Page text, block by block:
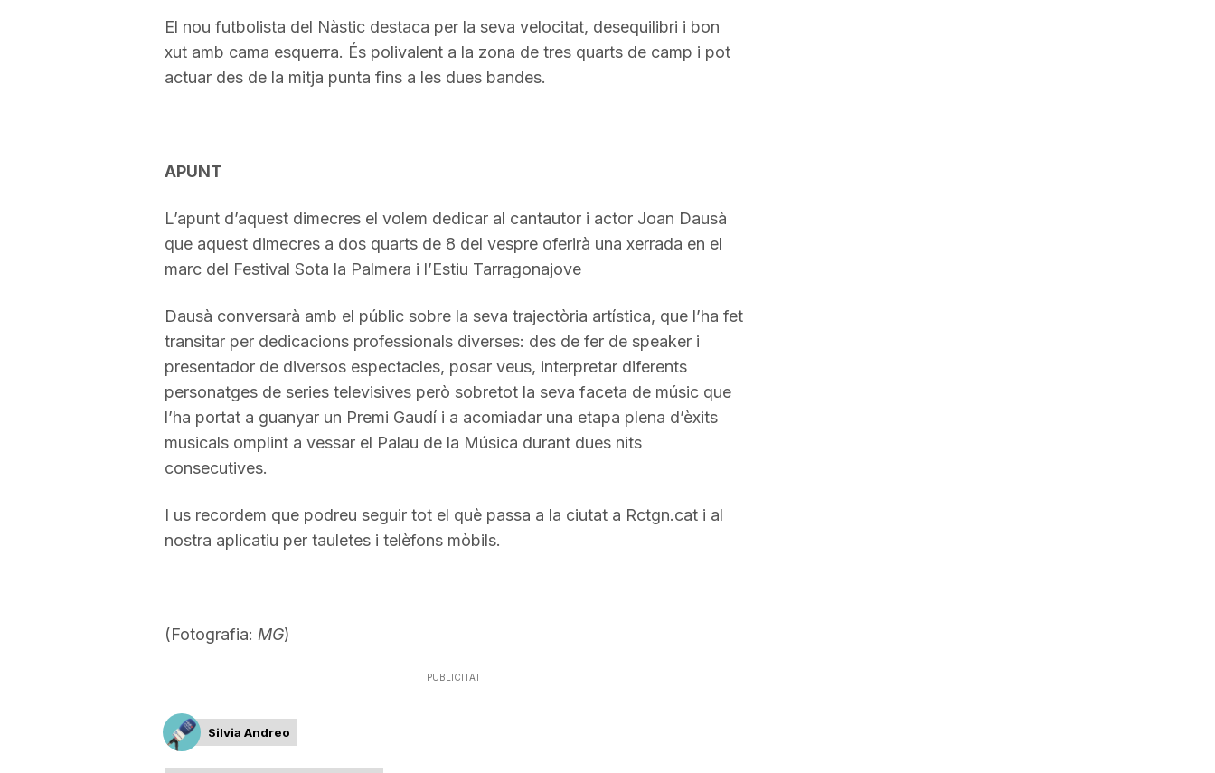
El nou futbolista del Nàstic destaca per la seva velocitat, desequilibri i bon
xut amb cama esquerra. És polivalent a la zona de tres quarts de camp i pot
actuar des de la mitja punta fins a les dues bandes.
APUNT
L’apunt d’aquest dimecres el volem dedicar al cantautor i actor Joan Dausà
que aquest dimecres a dos quarts de 8 del vespre oferirà una xerrada en el
marc del Festival Sota la Palmera i l’Estiu Tarragonajove
Dausà conversarà amb el públic sobre la seva trajectòria artística, que l’ha fet
transitar per dedicacions professionals diverses: des de fer de speaker i
presentador de diversos espectacles, posar veus, interpretar diferents
personatges de series televisives però sobretot la seva faceta de músic que
l’ha portat a guanyar un Premi Gaudí i a acomiadar una etapa plena d’èxits
musicals omplint a vessar el Palau de la Música durant dues nits
consecutives.
I us recordem que podreu seguir tot el què passa a la ciutat a Rctgn.cat i al
nostra aplicatiu per tauletes i telèfons mòbils.
(Fotografia: MG)
PUBLICITAT
Silvia Andreo